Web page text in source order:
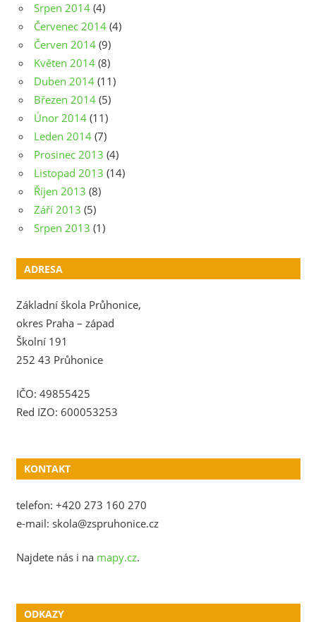
Srpen 2014 (4)
Červenec 2014 (4)
Červen 2014 (9)
Květen 2014 (8)
Duben 2014 (11)
Březen 2014 (5)
Únor 2014 (11)
Leden 2014 (7)
Prosinec 2013 (4)
Listopad 2013 (14)
Říjen 2013 (8)
Září 2013 (5)
Srpen 2013 (1)
ADRESA
Základní škola Průhonice,
okres Praha – západ
Školní 191
252 43 Průhonice
IČO: 49855425
Red IZO: 600053253
KONTAKT
telefon: +420 273 160 270
e-mail: skola@zspruhonice.cz
Najdete nás i na mapy.cz.
ODKAZY